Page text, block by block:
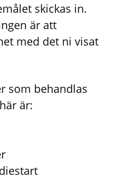
skickas in.
är att
med det ni visat
som behandlas
är: